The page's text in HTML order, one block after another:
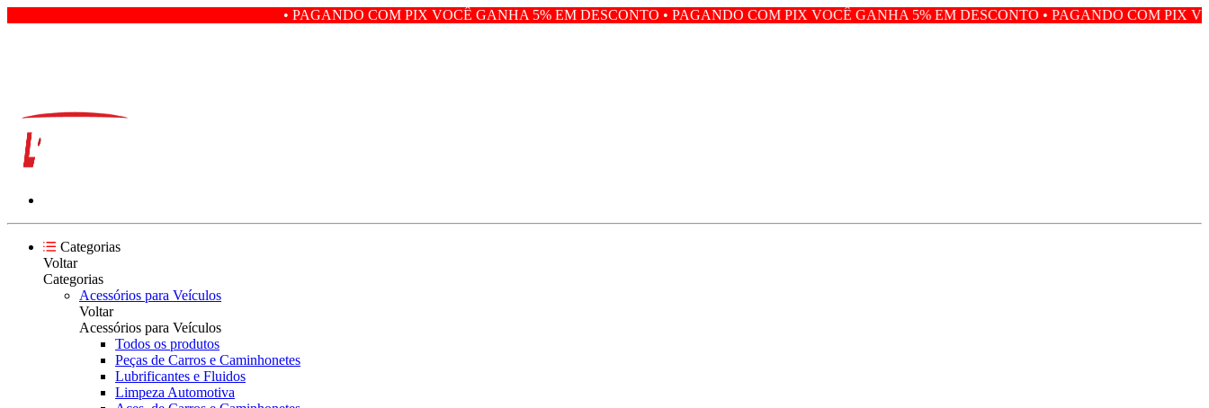
• PAGANDO COM PIX VOCÊ GANHA 5% EM DESCONTO • PAGANDO COM PIX VOCÊ GANHA 5% EM DESCONTO • PAGANDO COM PIX VOCÊ GANHA 5%
Categorias
Voltar
Categorias
Acessórios para Veículos
Voltar
Acessórios para Veículos
Todos os produtos
Peças de Carros e Caminhonetes
Lubrificantes e Fluidos
Limpeza Automotiva